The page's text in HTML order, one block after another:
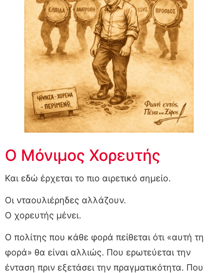
Ο Μόνιμος Χορευτής
Και εδώ έρχεται το πιο αιρετικό σημείο.
Οι νταουλιέρηδες αλλάζουν.
Ο χορευτής μένει.
Ο πολίτης που κάθε φορά πείθεται ότι «αυτή τη
φορά» θα είναι αλλιώς. Που ερωτεύεται την
ένταση πριν εξετάσει την πραγματικότητα. Που